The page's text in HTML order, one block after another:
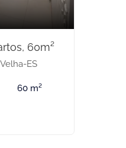
60m²
ES
60 m²